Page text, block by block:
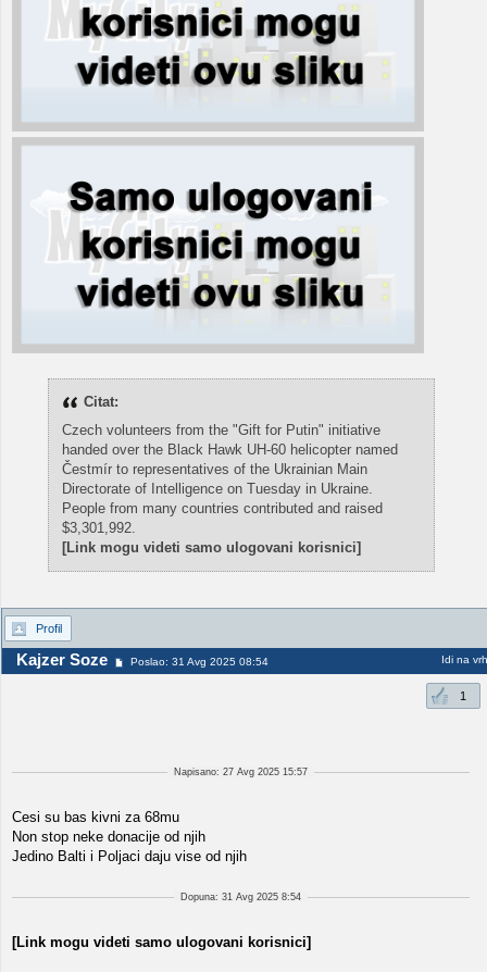
Citat:
Czech volunteers from the "Gift for Putin" initiative
handed over the Black Hawk UH-60 helicopter named
Čestmír to representatives of the Ukrainian Main
Directorate of Intelligence on Tuesday in Ukraine.
People from many countries contributed and raised
$3,301,992.
[Link mogu videti samo ulogovani korisnici]
Profil
Kajzer Soze Poslao: 31 Avg 2025 08:54 Idi na vrh
1
Napisano: 27 Avg 2025 15:57
Cesi su bas kivni za 68mu
Non stop neke donacije od njih
Jedino Balti i Poljaci daju vise od njih
Dopuna: 31 Avg 2025 8:54
[Link mogu videti samo ulogovani korisnici]